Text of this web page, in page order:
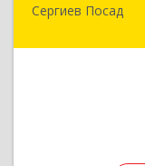
Сергиев Посад
141300,